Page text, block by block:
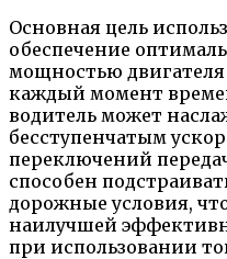
Основная цель
обеспечение
мощностью
каждый момент
водитель может
бесступенчатым
переключений
способен
дорожные условия,
наилучшей
при использовании